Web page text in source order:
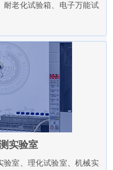
耐老化试验箱、电子万能试
实验室
验室、理化试验室、机械实